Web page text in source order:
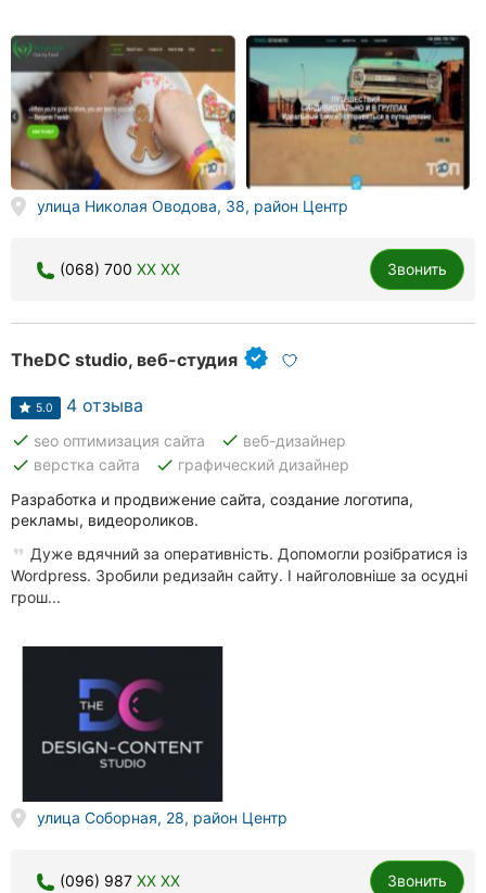
улица Николая Оводова, 38, район Центр
(068) 700 XX XX Звонить
TheDC studio, веб-студия
5.0 4 отзыва
done seo оптимизация сайта done веб-дизайнер
done верстка сайта done графический дизайнер
Разработка и продвижение сайта, создание логотипа,
рекламы, видеороликов.
Дуже вдячний за оперативність. Допомогли розібратися із
Wordpress. Зробили редизайн сайту. І найголовніше за осудні
грош...
улица Соборная, 28, район Центр
(096) 987 XX XX Звонить